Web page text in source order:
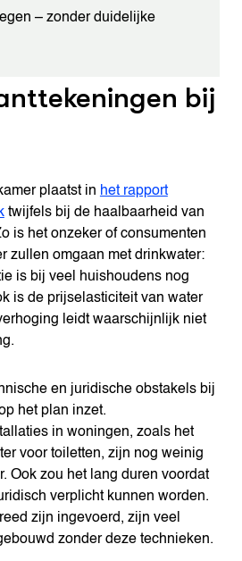
– zonder duidelijke
bij
plaatst in het rapport
twijfels bij de haalbaarheid van
is het onzeker of consumenten
zullen omgaan met drinkwater:
is bij veel huishoudens nog
is de prijselasticiteit van water
leidt waarschijnlijk niet
en juridische obstakels bij
het plan inzet.
in woningen, zoals het
voor toiletten, zijn nog weinig
Ook zou het lang duren voordat
verplicht kunnen worden.
zijn ingevoerd, zijn veel
zonder deze technieken.